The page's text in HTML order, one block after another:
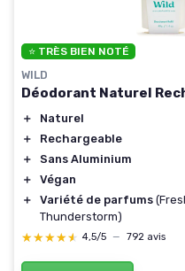
⭐ TRÈS BIEN NOTÉ
WILD
Déodorant Naturel
＋
Naturel
＋
Rechargeable
＋
Sans Aluminium
＋
Végan
＋
Variété de parfums
Thunderstorm)
★★★★★
★★★★★ 4,5/5 — 792 avis